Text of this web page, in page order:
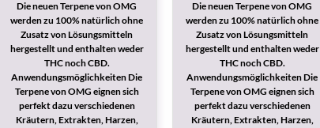
Die neuen Terpene von OMG
werden zu 100% natürlich ohne
Zusatz von Lösungsmitteln
hergestellt und enthalten weder
THC noch CBD.
Anwendungsmöglichkeiten Die
Terpene von OMG eignen sich
perfekt dazu verschiedenen
Kräutern, Extrakten, Harzen,
Die neuen Terpene von OMG
werden zu 100% natürlich ohne
Zusatz von Lösungsmitteln
hergestellt und enthalten weder
THC noch CBD.
Anwendungsmöglichkeiten Die
Terpene von OMG eignen sich
perfekt dazu verschiedenen
Kräutern, Extrakten, Harzen,